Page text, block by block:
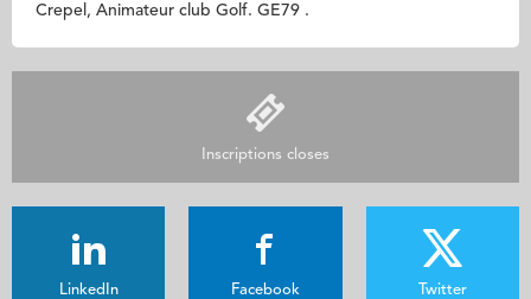
Crepel, Animateur club Golf. GE79 .
Inscriptions closes
LinkedIn Facebook Twitter